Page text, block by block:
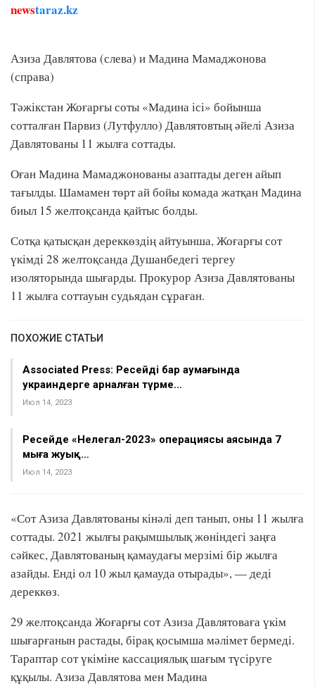
newstaraz.kz
Азиза Давлятова (слева) и Мадина Мамаджонова
(справа)
Тәжікстан Жоғарғы соты «Мадина ісі» бойынша
сотталған Парвиз (Лутфулло) Давлятовтың әйелі Азиза
Давлятованы 11 жылға соттады.
Оған Мадина Мамаджонованы азаптады деген айып
тағылды. Шамамен төрт ай бойы комада жатқан Мадина
биыл 15 желтоқсанда қайтыс болды.
Сотқа қатысқан дереккөздің айтуынша, Жоғарғы сот
үкімді 28 желтоқсанда Душанбедегі тергеу
изоляторында шығарды. Прокурор Азиза Давлятованы
11 жылға соттауын судьядан сұраған.
ПОХОЖИЕ СТАТЬИ
Associated Press: Ресейдің бар аумағында
украиндерге арналған түрме…
Июл 14, 2023
Ресейде «Нелегал-2023» операциясы аясында 7
мыңға жуық…
Июл 14, 2023
«Сот Азиза Давлятованы кінәлі деп танып, оны 11 жылға
соттады. 2021 жылғы рақымшылық жөніндегі заңға
сәйкес, Давлятованың қамаудағы мерзімі бір жылға
азайды. Енді ол 10 жыл қамауда отырады», — деді
дереккөз.
29 желтоқсанда Жоғарғы сот Азиза Давлятоваға үкім
шығарғанын растады, бірақ қосымша мәлімет бермеді.
Тараптар сот үкіміне кассациялық шағым түсіруге
құқылы. Азиза Давлятова мен Мадина